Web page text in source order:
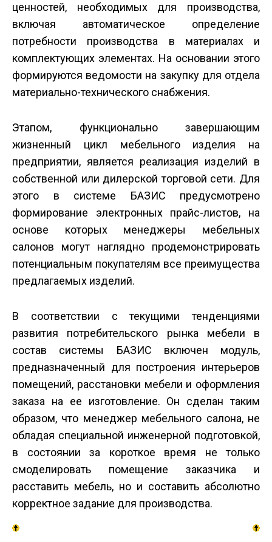
ценностей, необходимых для производства,
включая автоматическое определение
потребности производства в материалах и
комплектующих элементах. На основании этого
формируются ведомости на закупку для отдела
материально-технического снабжения.
Этапом, функционально завершающим
жизненный цикл мебельного изделия на
предприятии, является реализация изделий в
собственной или дилерской торговой сети. Для
этого в системе БАЗИС предусмотрено
формирование электронных прайс-листов, на
основе которых менеджеры мебельных
салонов могут наглядно продемонстрировать
потенциальным покупателям все преимущества
предлагаемых изделий.
В соответствии с текущими тенденциями
развития потребительского рынка мебели в
состав системы БАЗИС включен модуль,
предназначенный для построения интерьеров
помещений, расстановки мебели и оформления
заказа на ее изготовление. Он сделан таким
образом, что менеджер мебельного салона, не
обладая специальной инженерной подготовкой,
в состоянии за короткое время не только
смоделировать помещение заказчика и
расставить мебель, но и составить абсолютно
корректное задание для производства.